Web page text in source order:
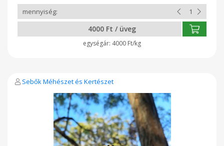
ételhez illik Természetes, egészséges alternatívája a
cukornak Legyen szó teáról, kávéról, süteményről vagy
reggeli joghurtról, az akácméz minden alkalmat különlegessé
4000 Ft / üveg
4000 Ft/kg
Sebők Méhészet és Kertészet